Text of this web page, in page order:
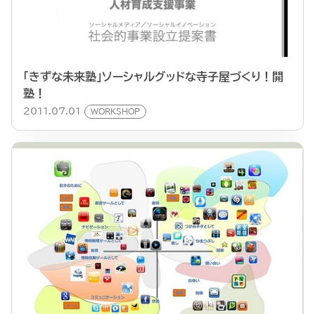
「きずな未来塾」ソーシャルグッドな寺子屋づくり！開
塾！
2011.07.01 WORKSHOP